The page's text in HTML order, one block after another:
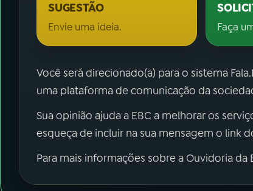
SUGESTÃO
Envie uma ideia. Faça
Você será direcionado(a) para o sistema
uma plataforma de comunicação da
Sua opinião ajuda a EBC a melhorar os
esqueça de incluir na sua mensagem o link
Para mais informações sobre a Ouvidoria da